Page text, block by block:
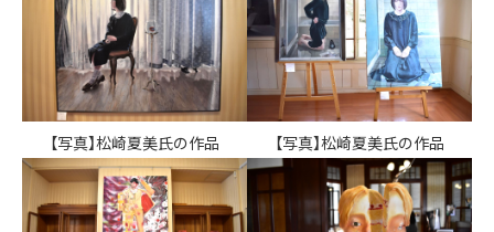
【写真】松崎夏美氏の作品 【写真】松崎夏美氏の作品